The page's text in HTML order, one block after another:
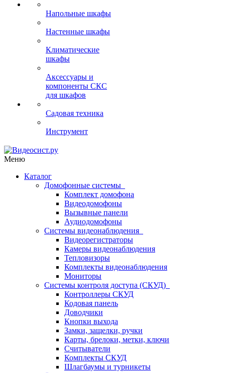
Напольные шкафы
Настенные шкафы
Климатические
шкафы
Аксессуары и
компоненты СКС
для шкафов
Садовая техника
Инструмент
Меню
Каталог
Домофонные системы
Комплект домофона
Видеодомофоны
Вызывные панели
Аудиодомофоны
Системы видеонаблюдения
Видеорегистраторы
Камеры видеонаблюдения
Тепловизоры
Комплекты видеонаблюдения
Мониторы
Системы контроля доступа (СКУД)
Контроллеры СКУД
Кодовая панель
Доводчики
Кнопки выхода
Замки, защелки, ручки
Карты, брелоки, метки, ключи
Считыватели
Комплекты СКУД
Шлагбаумы и турникеты